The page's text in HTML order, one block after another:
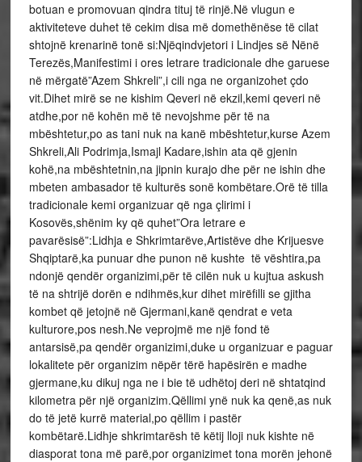
botuan e promovuan qindra tituj të rinjë.Në vlugun e
aktiviteteve duhet të cekim disa më domethënëse të cilat
shtojnë krenarinë tonë si:Njëqindvjetori i Lindjes së Nënë
Terezës,Manifestimi i ores letrare tradicionale dhe garuese
në mërgatë”Azem Shkreli”,i cili nga ne organizohet çdo
vit.Dihet mirë se ne kishim Qeveri në ekzil,kemi qeveri në
atdhe,por në kohën më të nevojshme për të na
mbështetur,po as tani nuk na kanë mbështetur,kurse Azem
Shkreli,Ali Podrimja,Ismajl Kadare,ishin ata që gjenin
kohë,na mbështetnin,na jipnin kurajo dhe për ne ishin dhe
mbeten ambasador të kulturës sonë kombëtare.Orë të tilla
tradicionale kemi organizuar që nga çlirimi i
Kosovës,shënim ky që quhet”Ora letrare e
pavarësisë”:Lidhja e Shkrimtarëve,Artistëve dhe Krijuesve
Shqiptarë,ka punuar dhe punon në kushte të vështira,pa
ndonjë qendër organizimi,për të cilën nuk u kujtua askush
të na shtrijë dorën e ndihmës,kur dihet mirëfilli se gjitha
kombet që jetojnë në Gjermani,kanë qendrat e veta
kulturore,pos nesh.Ne veprojmë me një fond të
antarsisë,pa qendër organizimi,duke u organizuar e paguar
lokalitete për organizim nëpër tërë hapësirën e madhe
gjermane,ku dikuj nga ne i bie të udhëtoj deri në shtatqind
kilometra për një organizim.Qëllimi ynë nuk ka qenë,as nuk
do të jetë kurrë material,po qëllim i pastër
kombëtarë.Lidhje shkrimtarësh të këtij lloji nuk kishte në
diasporat tona më parë,por organizimet tona morën jehonë